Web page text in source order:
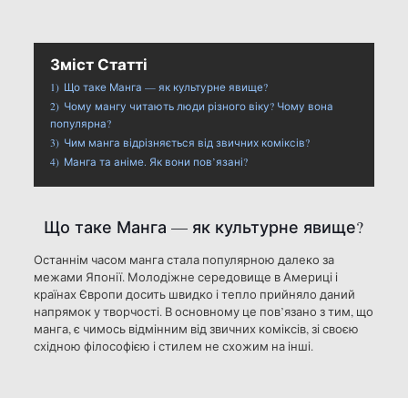
Зміст Статті
1) Що таке Манга — як культурне явище?
2) Чому мангу читають люди різного віку? Чому вона
популярна?
3) Чим манга відрізняється від звичних коміксів?
4) Манга та аніме. Як вони пов’язані?
Що таке Манга — як культурне явище?
Останнім часом манга стала популярною далеко за
межами Японії. Молодіжне середовище в Америці і
країнах Європи досить швидко і тепло прийняло даний
напрямок у творчості. В основному це пов’язано з тим, що
манга, є чимось відмінним від звичних коміксів, зі своєю
східною філософією і стилем не схожим на інші.